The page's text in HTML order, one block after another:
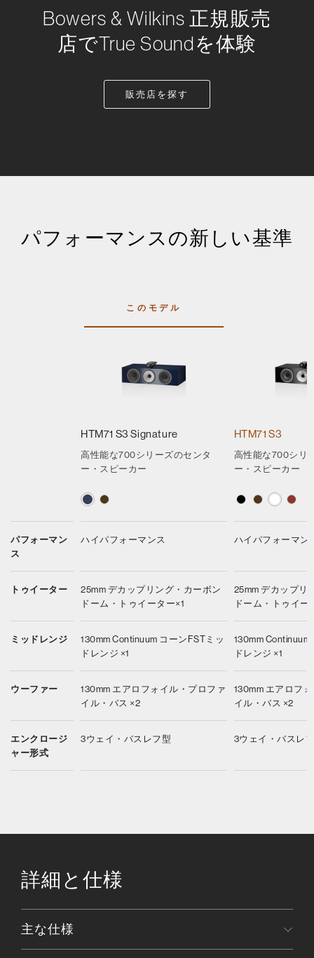
Bowers & Wilkins 正規販売
店でTrue Soundを体験
販売店を探す
パフォーマンスの新しい基準
パフォーマン
ス
トゥイーター
ミッドレンジ
ウーファー
エンクロージ
ャー形式
このモデル
HTM71 S3 Signature
高性能な700シリーズのセンタ
ー・スピーカー
ハイパフォーマンス
25mm デカップリング・カーボン
ドーム・トゥイーター×1
130mm Continuum コーンFSTミッ
ドレンジ ×1
130mm エアロフォイル・プロファ
イル・バス ×2
3ウェイ・バスレフ型
HTM71 S3
高性能な700シリ
ー・スピーカー
ハイパフォーマン
25mm デカップリ
ドーム・トゥイー
130mm
ドレンジ ×1
130mm エアロフ
イル・バス ×2
3ウェイ・バスレ
詳細と仕様
主な仕様